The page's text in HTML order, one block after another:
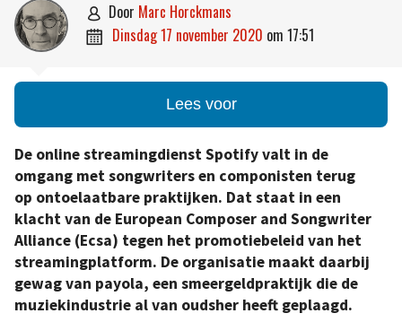
 door Marc Horckmans
 dinsdag 17 november 2020 om 17:51
Lees voor
De online streamingdienst Spotify valt in de
omgang met songwriters en componisten terug
op ontoelaatbare praktijken. Dat staat in een
klacht van de European Composer and Songwriter
Alliance (Ecsa) tegen het promotiebeleid van het
streamingplatform. De organisatie maakt daarbij
gewag van payola, een smeergeldpraktijk die de
muziekindustrie al van oudsher heeft geplaagd.